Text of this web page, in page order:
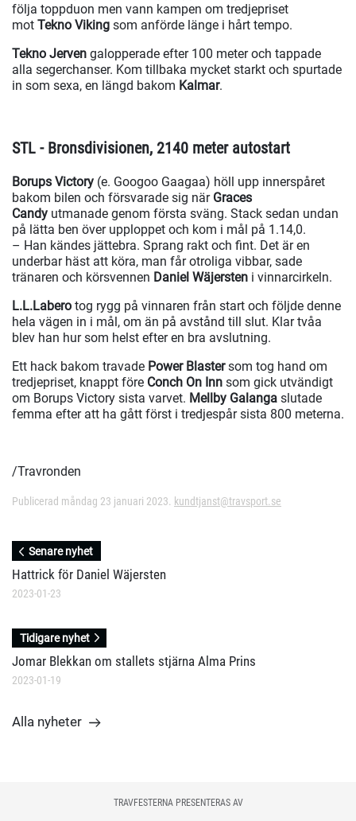
följa toppduon men vann kampen om tredjepriset
mot Tekno Viking som anförde länge i hårt tempo.
Tekno Jerven galopperade efter 100 meter och tappade
alla segerchanser. Kom tillbaka mycket starkt och spurtade
in som sexa, en längd bakom Kalmar.
STL - Bronsdivisionen, 2140 meter autostart
Borups Victory (e. Googoo Gaagaa) höll upp innerspåret
bakom bilen och försvarade sig när Graces
Candy utmanade genom första sväng. Stack sedan undan
på lätta ben över upploppet och kom i mål på 1.14,0.
– Han kändes jättebra. Sprang rakt och fint. Det är en
underbar häst att köra, man får otroliga vibbar, sade
tränaren och körsvennen Daniel Wäjersten i vinnarcirkeln.
L.L.Labero tog rygg på vinnaren från start och följde denne
hela vägen in i mål, om än på avstånd till slut. Klar tvåa
blev han hur som helst efter en bra avslutning.
Ett hack bakom travade Power Blastersom tog hand om
tredjepriset, knappt före Conch On Inn som gick utvändigt
om Borups Victory sista varvet. Mellby Galanga slutade
femma efter att ha gått först i tredjespår sista 800 meterna.
/Travronden
Publicerad måndag 23 januari 2023. kundtjanst@travsport.se
Senare nyhet
Hattrick för Daniel Wäjersten
2023-01-23
Tidigare nyhet
Jomar Blekkan om stallets stjärna Alma Prins
2023-01-19
Alla nyheter
TRAVFESTERNA PRESENTERAS AV